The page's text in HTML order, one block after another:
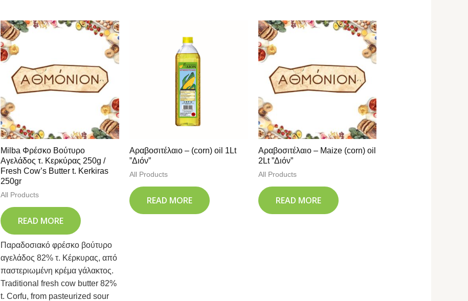
Milba Φρέσκο Βούτυρο
Αγελάδος τ. Κερκύρας 250g /
Fresh Cow’s Butter t. Kerkiras
250gr
All Products
READ MORE
Παραδοσιακό φρέσκο βούτυρο
αγελάδος 82% τ. Κέρκυρας, από
παστεριωμένη κρέμα γάλακτος.
Traditional fresh cow butter 82%
t. Corfu, from pasteurized sour
Αραβοσιτέλαιο – (corn) oil 1Lt
”Διόν”
All Products
READ MORE
Αραβοσιτέλαιο – Maize (corn) oil
2Lt ”Διόν”
All Products
READ MORE